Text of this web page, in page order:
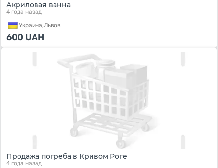
Акриловая ванна
4 года назад
Украина,Львов
600 UAH
Продажа погреба в Кривом Роге
4 года назад